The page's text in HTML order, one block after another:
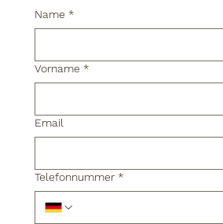
Ihr Weg zu Alltags Glück –
Wir kommen im Anschluss
Name *
Vorname *
Email
Telefonnummer *